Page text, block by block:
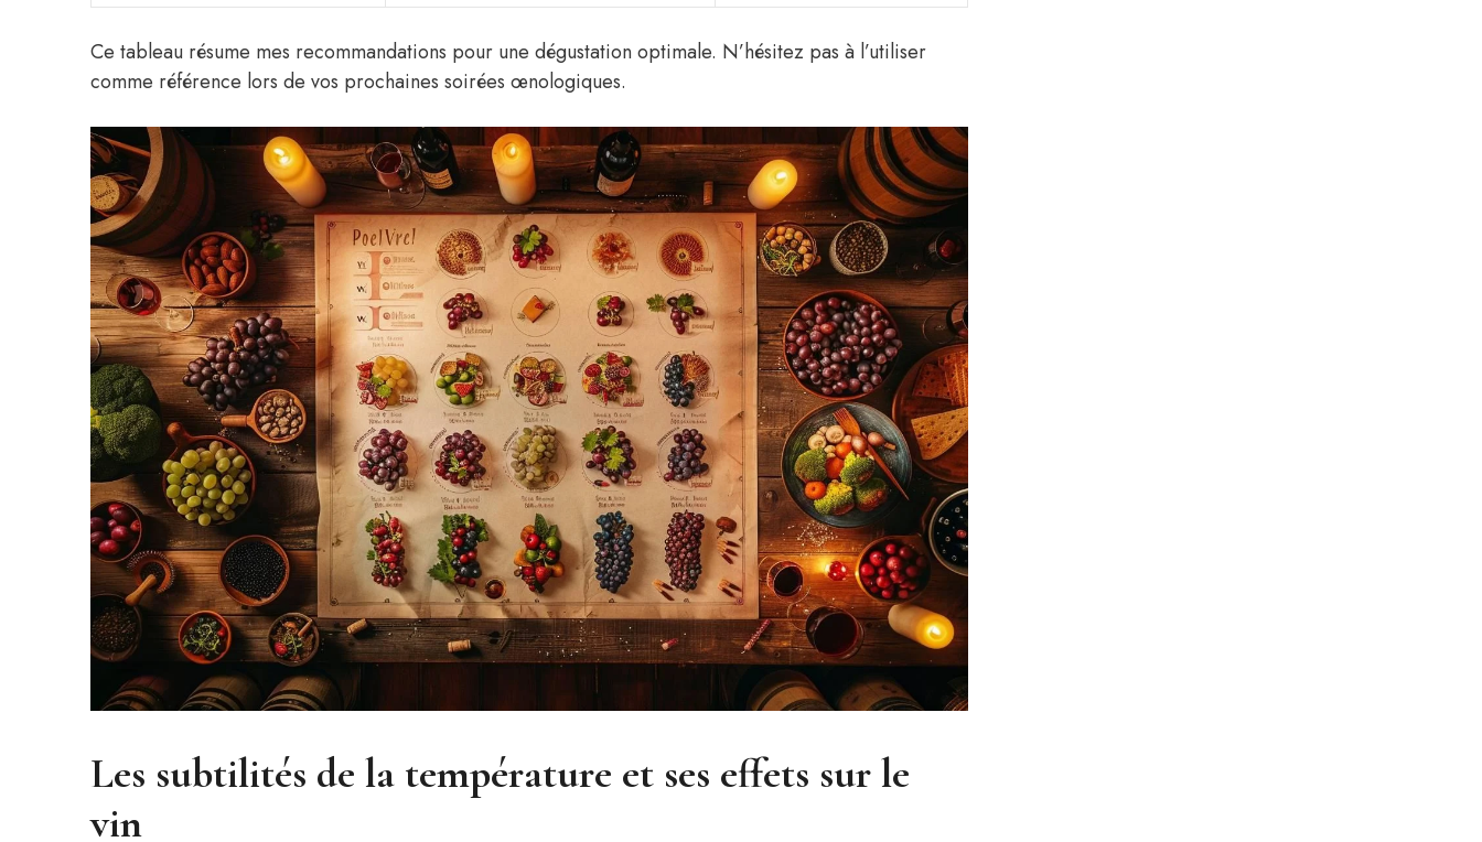
Ce tableau résume mes recommandations pour une dégustation optimale. N’hésitez pas à l’utiliser
comme référence lors de vos prochaines soirées œnologiques.
Les subtilités de la température et ses effets sur le
vin